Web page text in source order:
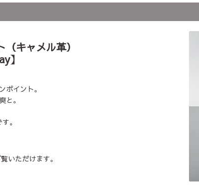
キャメル革）
】
ポイント。
と。
。
いただけます。